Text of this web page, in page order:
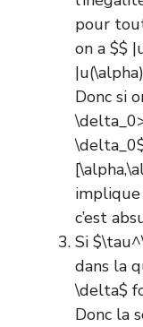
pour
on a $$
Donc si
implique
c’est
Si
dans la
\delta$
Donc la